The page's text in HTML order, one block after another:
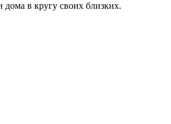
в кругу своих близких.